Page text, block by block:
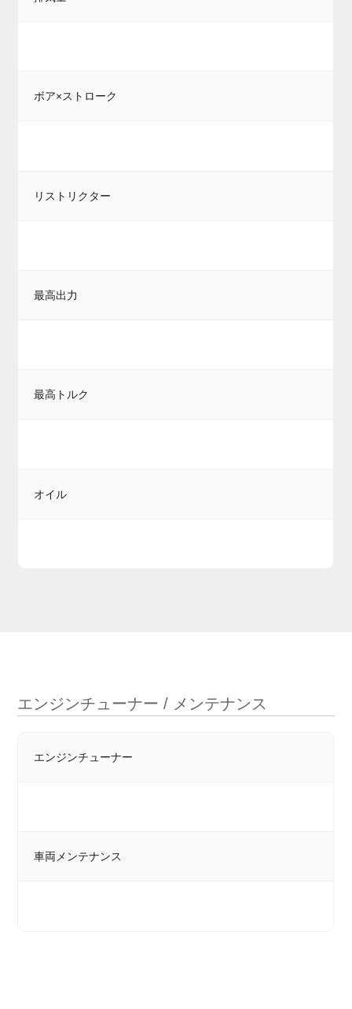
ボア×ストローク
リストリクター
最高出力
最高トルク
オイル
エンジンチューナー / メンテナンス
エンジンチューナー
車両メンテナンス